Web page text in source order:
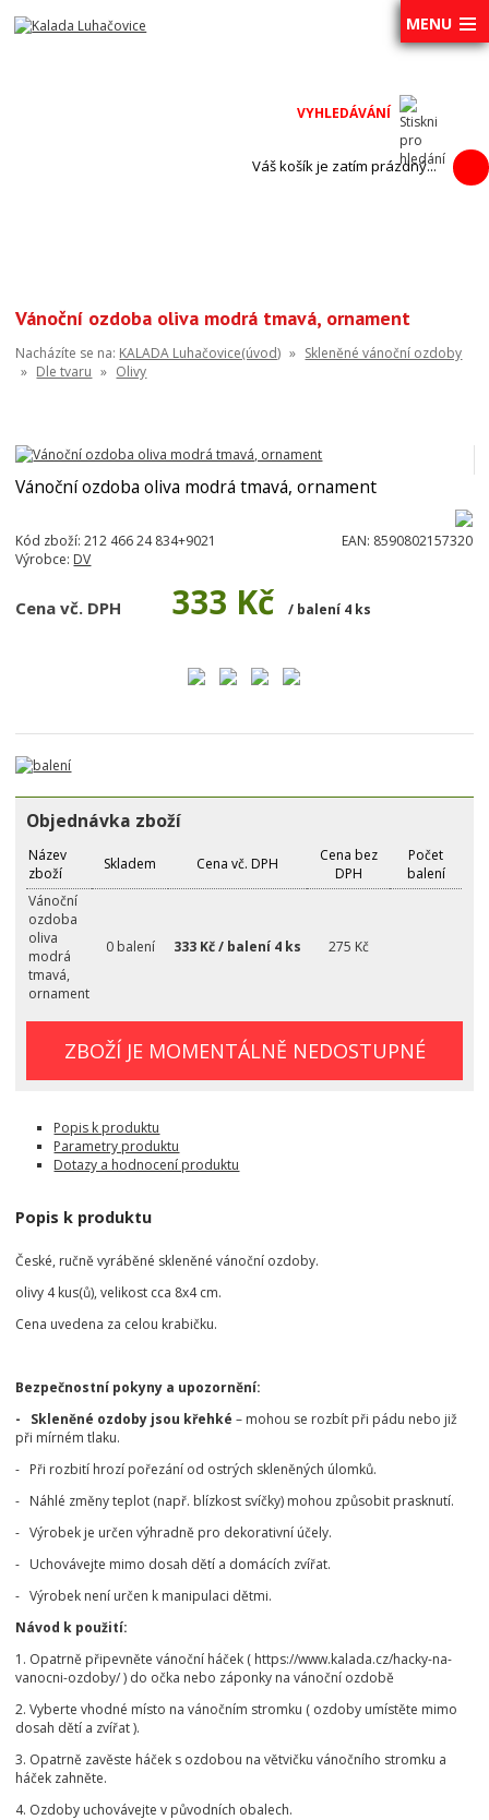
MENU
Váš košík je zatím prázdný...
Vánoční ozdoba oliva modrá tmavá, ornament
Nacházíte se na: KALADA Luhačovice(úvod) » Skleněné vánoční ozdoby
» Dle tvaru » Olivy
Vánoční ozdoba oliva modrá tmavá, ornament
Kód zboží: 212 466 24 834+9021 EAN: 8590802157320
Výrobce: DV
Cena vč. DPH 333 Kč / balení 4 ks
Objednávka zboží
Název
zboží
Skladem Cena vč. DPH
Cena bez
DPH
Počet
balení
Vánoční
ozdoba
oliva
modrá
tmavá,
ornament
0 balení 333 Kč / balení 4 ks 275 Kč
ZBOŽÍ JE MOMENTÁLNĚ NEDOSTUPNÉ
Popis k produktu
Parametry produktu
Dotazy a hodnocení produktu
Popis k produktu
České, ručně vyráběné skleněné vánoční ozdoby.
olivy 4 kus(ů), velikost cca 8x4 cm.
Cena uvedena za celou krabičku.
Bezpečnostní pokyny a upozornění:
- Skleněné ozdoby jsou křehké – mohou se rozbít při pádu nebo již
při mírném tlaku.
- Při rozbití hrozí pořezání od ostrých skleněných úlomků.
- Náhlé změny teplot (např. blízkost svíčky) mohou způsobit prasknutí.
- Výrobek je určen výhradně pro dekorativní účely.
- Uchovávejte mimo dosah dětí a domácích zvířat.
- Výrobek není určen k manipulaci dětmi.
Návod k použití:
1. Opatrně připevněte vánoční háček ( https://www.kalada.cz/hacky-na-
vanocni-ozdoby/ ) do očka nebo záponky na vánoční ozdobě
2. Vyberte vhodné místo na vánočním stromku ( ozdoby umístěte mimo
dosah dětí a zvířat ).
3. Opatrně zavěste háček s ozdobou na větvičku vánočního stromku a
háček zahněte.
4. Ozdoby uchovávejte v původních obalech.